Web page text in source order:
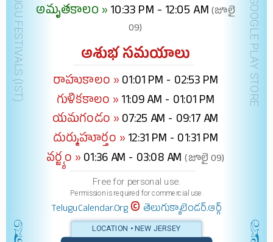
అమృతకాలం » 10:33 PM - 12:05 AM(జూలై
09)
అశుభ సమయాలు
రాహుకాలం » 01:01 PM - 02:53 PM
గుళికకాలం » 11:09 AM - 01:01 PM
యమగండం » 07:25 AM - 09:17 AM
దుర్ముహూర్తం » 12:31 PM - 01:31 PM
వర్జ్యం » 01:36 AM - 03:08 AM(జూలై 09)
Free for personal use.
Permission is required for commercial use.
TeluguCalendar.Org© తెలుగుక్యాలెండర్.ఆర్గ్
LOCATION • NEW JERSEY